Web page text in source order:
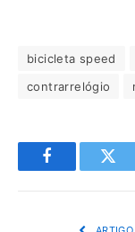
bicicleta speed
contrarrelógio
Facebook